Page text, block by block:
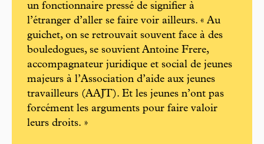
un fonctionnaire pressé de signifier à
l’étranger d’aller se faire voir ailleurs. « Au
guichet, on se retrouvait souvent face à des
bouledogues, se souvient Antoine Frere,
accompagnateur juridique et social de jeunes
majeurs à l’Association d’aide aux jeunes
travailleurs (AAJT). Et les jeunes n’ont pas
forcément les arguments pour faire valoir
leurs droits. »